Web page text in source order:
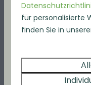
Unser Park bietet
komfortabel und
ob du zur
Die perfekte
Kurzurlaub.
erhalten Sie bis zu
Unterkünfte.
für personalisierte
finden Sie in